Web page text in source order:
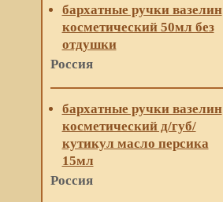
бархатные ручки вазелин
косметический 50мл без
отдушки
Россия
бархатные ручки вазелин
косметический д/губ/
кутикул масло персика
15мл
Россия